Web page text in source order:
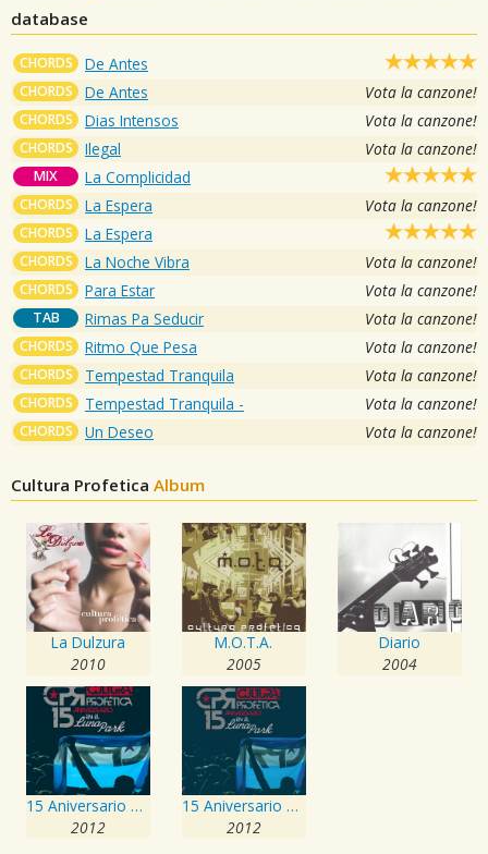
database
CHORDS De Antes
CHORDS De Antes Vota la canzone!
CHORDS Dias Intensos Vota la canzone!
CHORDS Ilegal Vota la canzone!
MIX La Complicidad
CHORDS La Espera Vota la canzone!
CHORDS La Espera
CHORDS La Noche Vibra Vota la canzone!
CHORDS Para Estar Vota la canzone!
TAB Rimas Pa Seducir Vota la canzone!
CHORDS Ritmo Que Pesa Vota la canzone!
CHORDS Tempestad Tranquila Vota la canzone!
CHORDS Tempestad Tranquila - Vota la canzone!
CHORDS Un Deseo Vota la canzone!
Cultura Profetica Album
La Dulzura
2010
M.O.T.A.
2005
Diario
2004
15 Aniversario en el Luna Park
2012
15 Aniversario en el Luna Park
2012